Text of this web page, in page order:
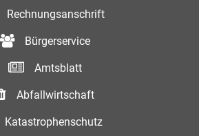
Rechnungsanschrift
Bürgerservice
Amtsblatt
Abfallwirtschaft
Katastrophenschutz